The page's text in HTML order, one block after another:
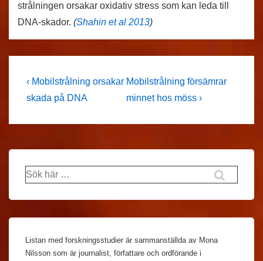
strålningen orsakar oxidativ stress som kan leda till
DNA-skador. (Shahin et al 2013)
Inläggsnavigering
Föregående
inlägg
‹ Mobilstrålning orsakar
skada på DNA
Nästa
inlägg
Mobilstrålning försämrar
minnet hos möss ›
Sök
efter:
Listan med forskningsstudier är sammanställda av Mona
Nilsson som är journalist, författare och ordförande i